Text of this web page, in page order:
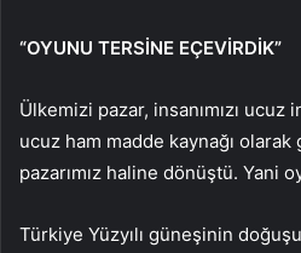
“OYUNU TERSİNE EÇEVİRDİK”
Ülkemizi pazar, insanımızı ucuz
ucuz ham madde kaynağı
pazarımız haline dönüştü. Yani
Türkiye Yüzyılı güneşinin